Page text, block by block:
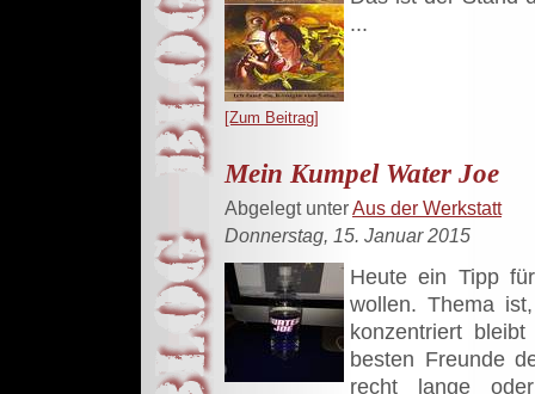
...
[Zum Beitrag]
Mein Kumpel Water Joe
Abgelegt unterAus der Werkstatt
Donnerstag, 15. Januar 2015
Heute ein Tipp
wollen. Thema
konzentriert
besten Freunde
recht lange